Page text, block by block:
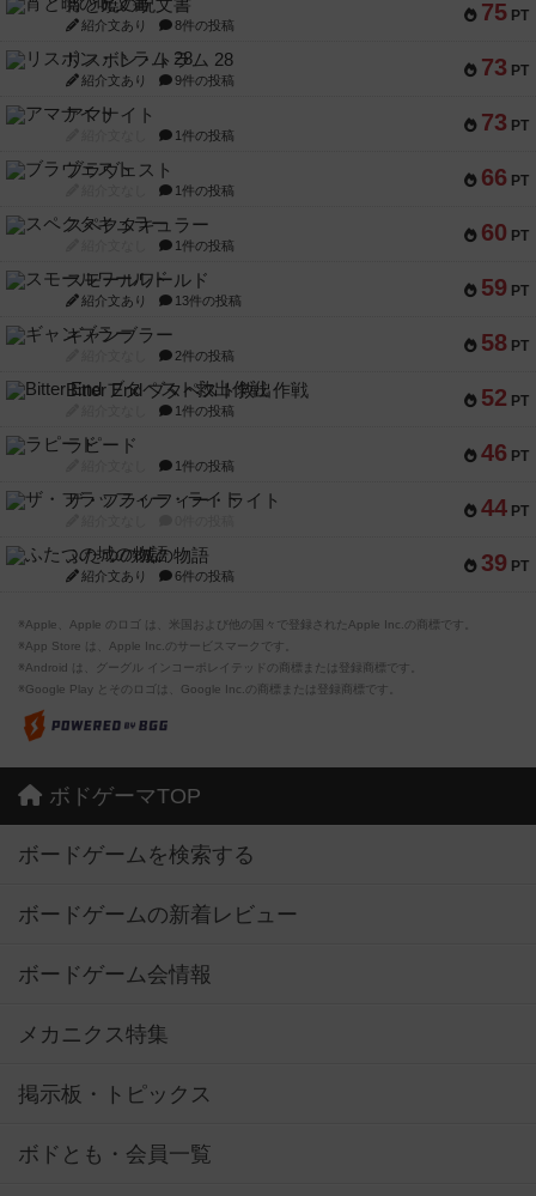
75 PT
宵と暁の呪文書
紹介文あり 8件の投稿
73 PT
リスボン・トラム 28
紹介文あり 9件の投稿
73 PT
アマナイト
1件の投稿
66 PT
ブラヴェスト
1件の投稿
60 PT
スペクタキュラー
1件の投稿
59 PT
スモールワールド
紹介文あり 13件の投稿
58 PT
ギャンブラー
2件の投稿
52 PT
Bitter End ブタペスト救出作戦
1件の投稿
46 PT
ラピード
1件の投稿
44 PT
ザ・フラッフィー・ライト
39 PT
ふたつの城の物語
紹介文あり 6件の投稿
※Apple、Apple のロゴ は、米国および他の国々で登録されたApple Inc.の商標です。
※App Store は、Apple Inc.のサービスマークです。
※Android は、グーグル インコーポレイテッドの商標または登録商標です。
※Google Play とそのロゴは、Google Inc.の商標または登録商標です。
ボドゲーマTOP
ボードゲームを検索する
ボードゲームの新着レビュー
ボードゲーム会情報
メカニクス特集
掲示板・トピックス
ボドとも・会員一覧